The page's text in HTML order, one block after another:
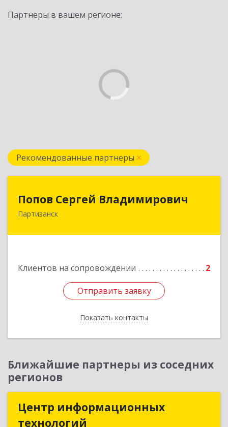
Партнеры в вашем регионе:
Рекомендованные партнеры
Попов Сергей Владимирович
Партизанск
Клиентов на сопровождении 2
Отправить заявку
Показать контакты
Попов Сергей Владимирович
692922, Приморский край, г. Находка, ул.
Отправить заявку
Назад
Ближайшие партнеры из соседних
регионов
Центр информационных
технологий
Центр информационных